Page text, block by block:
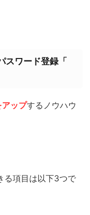
ワード登録「
ップするノウハウ
る項目は以下3つで